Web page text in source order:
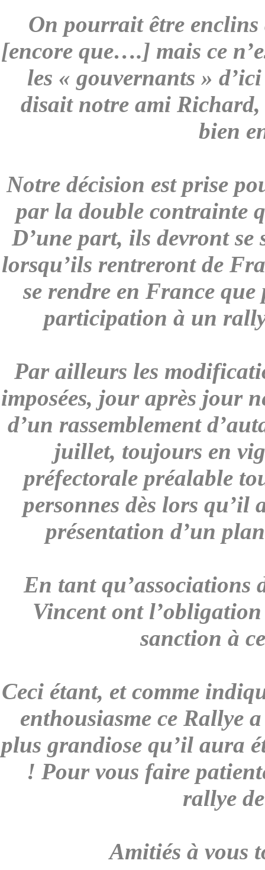
On pourrait être
[encore que….] mais ce
les « gouvernants »
disait notre ami
bien
Notre décision est prise
par la double contrainte
D’une part, ils devront
lorsqu’ils rentreront de
se rendre en France
participation à un
Par ailleurs les
imposées, jour après jour
d’un rassemblement
juillet, toujours en
préfectorale préalable
personnes dès lors qu’il
présentation d’un
En tant qu’associations
Vincent ont l’obligation
sanction à
Ceci étant, et comme
enthousiasme ce Rallye
plus grandiose qu’il aura
! Pour vous faire
rallye
Amitiés à vous